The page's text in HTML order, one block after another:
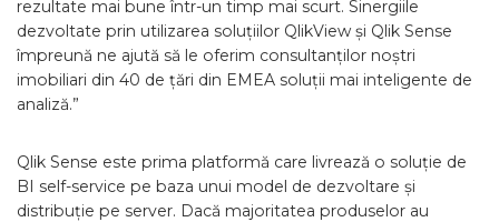
rezultate mai bune într-un timp mai scurt. Sinergiile
dezvoltate prin utilizarea soluțiilor QlikView și Qlik Sense
împreună ne ajută să le oferim consultanților noștri
imobiliari din 40 de țări din EMEA soluții mai inteligente de
analiză.”
Qlik Sense este prima platformă care livrează o soluție de
BI self-service pe baza unui model de dezvoltare și
distribuție pe server. Dacă majoritatea produselor au